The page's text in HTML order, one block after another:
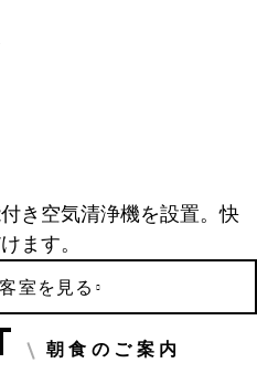
き空気清浄機を設置。快
ます。
室を見る
朝食のご案内